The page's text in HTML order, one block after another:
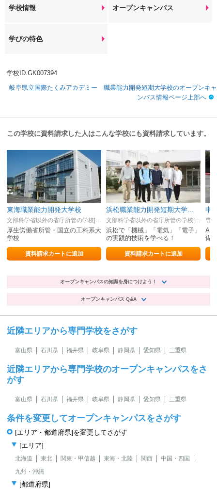
学校情報 オープンキャンパス
学びの特色
学校ID.GK007394
岐阜県立国際たくみアカデミー 職業能力開発短期大学校のオープンキャ
ンパス情報ページ上部へ
この学校に資料請求した人はこんな学校にも資料請求しています。
東海職業能力開発大学校
厚生労働省所管・国立の工科系大
学校
資料請求カートに追加
浜松で「機械」「電気」「電子」
の実践的技術を学べる！
資料請求カートに追加
中
専
備
す
オープンキャンパスの知識を身につけよう！
オープンキャンパス Q&A
近隣エリアから専門学校をさがす
富山県 石川県 福井県 岐阜県 静岡県 愛知県 三重県
近隣エリアから専門学校のオープンキャンパスをさ
がす
富山県 石川県 福井県 岐阜県 静岡県 愛知県 三重県
条件を変更してオープンキャンパスをさがす
[エリア・都道府県]を変更してさがす
[エリア]
北海道 東北 関東・甲信越 東海・北陸 関西
中国・四国
九州・沖縄
[都道府県]